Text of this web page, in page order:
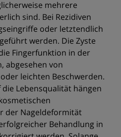
mehrere
sind. Bei Rezidiven
oder letztendlich
werden. Die Zyste
Fingerfunktion in der
abgesehen von
leichten Beschwerden.
Lebensqualität hängen
der Nageldeformität
Behandlung in